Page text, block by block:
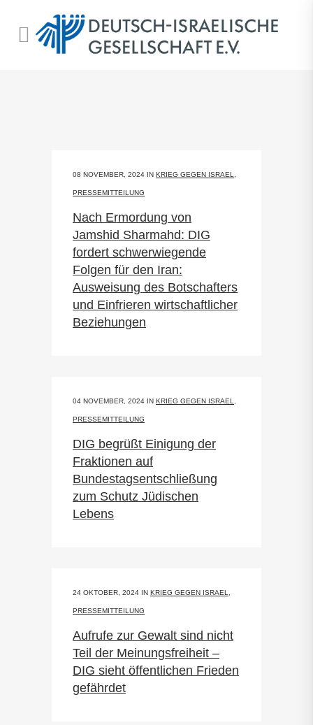
08 NOVEMBER, 2024 IN KRIEG GEGEN ISRAEL
PRESSEMITTEILUNG
Nach Ermordung von
Jamshid Sharmahd: DIG
fordert schwerwiegende
Folgen für den Iran:
Ausweisung des Botschafters
und Einfrieren wirtschaftlicher
Beziehungen
04 NOVEMBER, 2024 IN KRIEG GEGEN ISRAEL
PRESSEMITTEILUNG
DIG begrüßt Einigung der
Fraktionen auf
Bundestagsentschließung
zum Schutz Jüdischen
Lebens
24 OKTOBER, 2024 IN KRIEG GEGEN ISRAEL
PRESSEMITTEILUNG
Aufrufe zur Gewalt sind nicht
Teil der Meinungsfreiheit –
DIG sieht öffentlichen Frieden
gefährdet